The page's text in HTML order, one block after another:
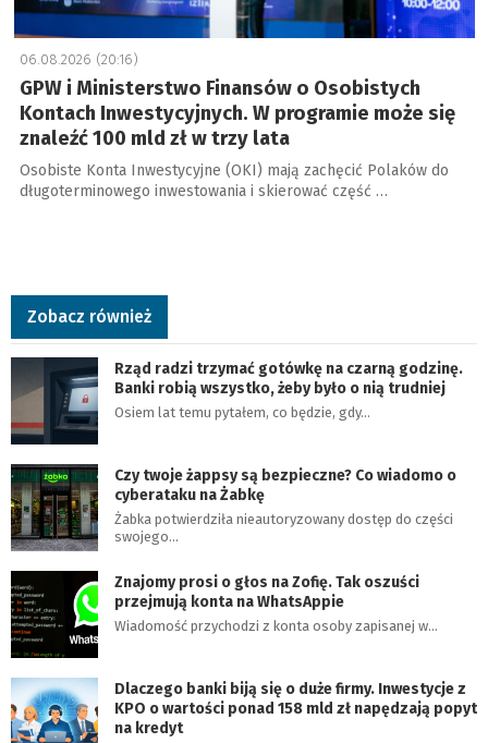
06.08.2026 (20:16)
GPW i Ministerstwo Finansów o Osobistych
Kontach Inwestycyjnych. W programie może się
znaleźć 100 mld zł w trzy lata
Osobiste Konta Inwestycyjne (OKI) mają zachęcić Polaków do
długoterminowego inwestowania i skierować część …
Zobacz również
Rząd radzi trzymać gotówkę na czarną godzinę.
Banki robią wszystko, żeby było o nią trudniej
Osiem lat temu pytałem, co będzie, gdy…
Czy twoje żappsy są bezpieczne? Co wiadomo o
cyberataku na Żabkę
Żabka potwierdziła nieautoryzowany dostęp do części
swojego…
Znajomy prosi o głos na Zofię. Tak oszuści
przejmują konta na WhatsAppie
Wiadomość przychodzi z konta osoby zapisanej w…
Dlaczego banki biją się o duże firmy. Inwestycje z
KPO o wartości ponad 158 mld zł napędzają popyt
na kredyt